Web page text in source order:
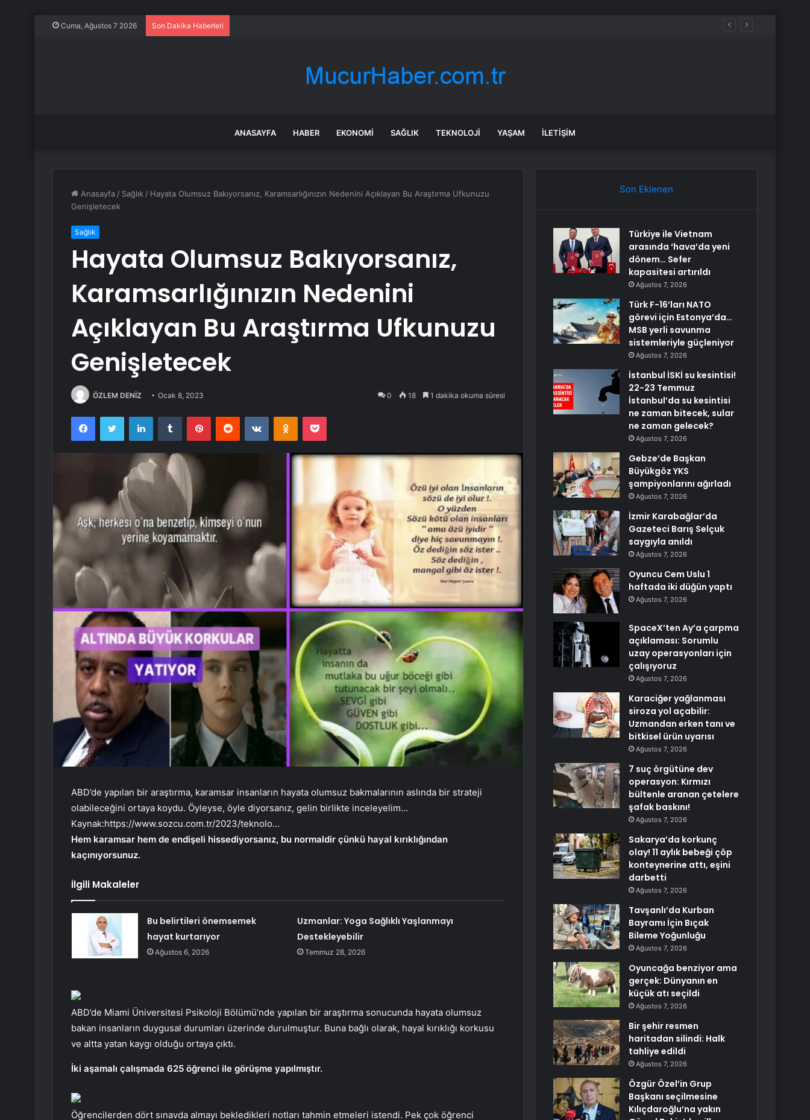
Cuma, Ağustos 7 2026 Son Dakika Haberleri
ANASAYFA HABER EKONOMI SAĞLIK TEKNOLOJI YAŞAM İLETIŞIM
Anasayfa / Sağlık / Hayata Olumsuz Bakıyorsanız, Karamsarlığınızın Nedenini Açıklayan Bu Araştırma Ufkunuzu
Genişletecek
Sağlık
Hayata Olumsuz Bakıyorsanız,
Karamsarlığınızın Nedenini
Açıklayan Bu Araştırma Ufkunuzu
Genişletecek
ÖZLEM DENİZ Ocak 8, 2023 0 18 1 dakika okuma süresi
FacebookTwitter LinkedInTumblr PinterestReddit VKontakteOdnoklassniki
Pocket
ABD’de yapılan bir araştırma, karamsar insanların hayata olumsuz bakmalarının aslında bir strateji
olabileceğini ortaya koydu. Öyleyse, öyle diyorsanız, gelin birlikte inceleyelim…
Kaynak:https://www.sozcu.com.tr/2023/teknolo…
Hem karamsar hem de endişeli hissediyorsanız, bu normaldir çünkü hayal kırıklığından
kaçınıyorsunuz.
İlgili Makaleler
Bu belirtileri önemsemek
hayat kurtarıyor
Ağustos 6, 2026
Uzmanlar: Yoga Sağlıklı Yaşlanmayı
Destekleyebilir
Temmuz 28, 2026
ABD’de Miami Üniversitesi Psikoloji Bölümü’nde yapılan bir araştırma sonucunda hayata olumsuz
bakan insanların duygusal durumları üzerinde durulmuştur. Buna bağlı olarak, hayal kırıklığı korkusu
ve altta yatan kaygı olduğu ortaya çıktı.
İki aşamalı çalışmada 625 öğrenci ile görüşme yapılmıştır.
Öğrencilerden dört sınavda almayı bekledikleri notları tahmin etmeleri istendi. Pek çok öğrenci
Son Eklenen
Türkiye ile Vietnam
arasında ‘hava’da yeni
dönem… Sefer
kapasitesi artırıldı
Ağustos 7, 2026
Türk F-16’ları NATO
görevi için Estonya’da…
MSB yerli savunma
sistemleriyle güçleniyor
Ağustos 7, 2026
İstanbul İSKİ su kesintisi!
22-23 Temmuz
İstanbul’da su kesintisi
ne zaman bitecek, sular
ne zaman gelecek?
Ağustos 7, 2026
Gebze’de Başkan
Büyükgöz YKS
şampiyonlarını ağırladı
Ağustos 7, 2026
İzmir Karabağlar’da
Gazeteci Barış Selçuk
saygıyla anıldı
Ağustos 7, 2026
Oyuncu Cem Uslu 1
haftada iki düğün yaptı
Ağustos 7, 2026
SpaceX’ten Ay’a çarpma
açıklaması: Sorumlu
uzay operasyonları için
çalışıyoruz
Ağustos 7, 2026
Karaciğer yağlanması
siroza yol açabilir:
Uzmandan erken tanı ve
bitkisel ürün uyarısı
Ağustos 7, 2026
7 suç örgütüne dev
operasyon: Kırmızı
bültenle aranan çetelere
şafak baskını!
Ağustos 7, 2026
Sakarya’da korkunç
olay! 11 aylık bebeği çöp
konteynerine attı, eşini
darbetti
Ağustos 7, 2026
Tavşanlı’da Kurban
Bayramı İçin Bıçak
Bileme Yoğunluğu
Ağustos 7, 2026
Oyuncağa benziyor ama
gerçek: Dünyanın en
küçük atı seçildi
Ağustos 7, 2026
Bir şehir resmen
haritadan silindi: Halk
tahliye edildi
Ağustos 7, 2026
Özgür Özel’in Grup
Başkanı seçilmesine
Kılıçdaroğlu’na yakın